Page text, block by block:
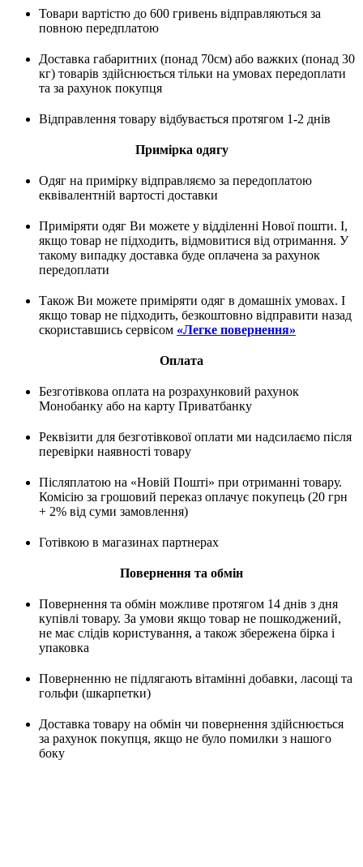
Товари вартістю до 600 гривень відправляються за
повною передплатою
Доставка габаритних (понад 70см) або важких (понад 30
кг) товарів здійснюється тільки на умовах передоплати
та за рахунок покупця
Відправлення товару відбувається протягом 1-2 днів
Примірка одягу
Одяг на примірку відправляємо за передоплатою
еквівалентній вартості доставки
Приміряти одяг Ви можете у відділенні Нової пошти. І,
якщо товар не підходить, відмовитися від отримання. У
такому випадку доставка буде оплачена за рахунок
передоплати
Також Ви можете приміряти одяг в домашніх умовах. І
якщо товар не підходить, безкоштовно відправити назад
скориставшись сервісом «Легке повернення»
Оплата
Безготівкова оплата на розрахунковий рахунок
Монобанку або на карту Приватбанку
Реквізити для безготівкової оплати ми надсилаємо після
перевірки наявності товару
Післяплатою на «Новій Пошті» при отриманні товару.
Комісію за грошовий переказ оплачує покупець (20 грн
+ 2% від суми замовлення)
Готівкою в магазинах партнерах
Повернення та обмін
Повернення та обмін можливе протягом 14 днів з дня
купівлі товару. За умови якщо товар не пошкоджений,
не має слідів користування, а також збережена бірка і
упаковка
Поверненню не підлягають вітамінні добавки, ласощі та
гольфи (шкарпетки)
Доставка товару на обмін чи повернення здійснюється
за рахунок покупця, якщо не було помилки з нашого
боку